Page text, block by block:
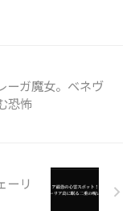
ーガ魔女。ベネヴ
恐怖
ーリ